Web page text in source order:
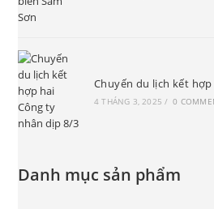
Chuyến du lịch kết
4 THÁNG 3, 2025 / 0
Danh mục sản phẩm